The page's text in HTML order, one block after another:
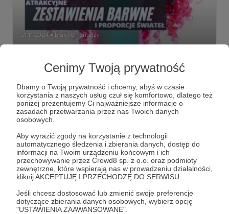
Cenimy Twoją prywatność
Dbamy o Twoją prywatność i chcemy, abyś w czasie
korzystania z naszych usług czuł się komfortowo, dlatego też
poniżej prezentujemy Ci najważniejsze informacje o
zasadach przetwarzania przez nas Twoich danych
osobowych.
Aby wyrazić zgody na korzystanie z technologii
automatycznego śledzenia i zbierania danych, dostęp do
informacji na Twoim urządzeniu końcowym i ich
przechowywanie przez Crowd8 sp. z o.o. oraz podmioty
zewnętrzne, które wspierają nas w prowadzeniu działalności,
kliknij AKCEPTUJĘ I PRZECHODZĘ DO SERWISU.
Jeśli chcesz dostosować lub zmienić swoje preferencje
dotyczące zbierania danych osobowych, wybierz opcję
"USTAWIENIA ZAAWANSOWANE".
21.11.2024 ● Brak komentarzy
proporcje świateł
chwytające oko zestawienia barwne - w sam raz na
Instagram!
color Leefilters harmony +1